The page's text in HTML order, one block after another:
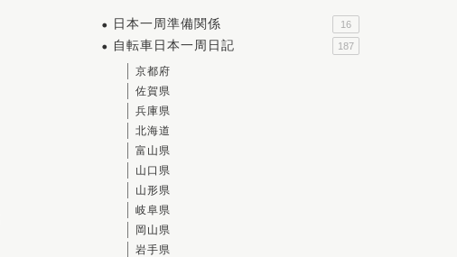
日本一周準備関係 16
自転車日本一周日記 187
京都府
佐賀県
兵庫県
北海道
富山県
山口県
山形県
岐阜県
岡山県
岩手県